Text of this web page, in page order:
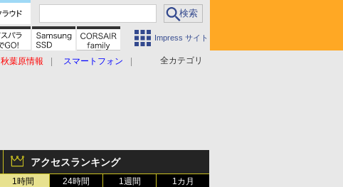
Impress サイト
全カテゴリ
秋葉原情報
スマートフォン
アクセスランキング
1時間 24時間 1週間 1カ月